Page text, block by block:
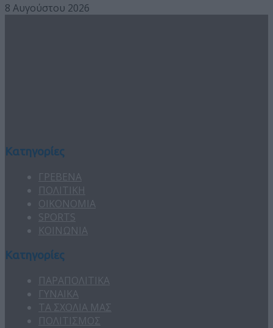
8 Αυγούστου 2026
Κατηγορίες
ΓΡΕΒΕΝΑ
ΠΟΛΙΤΙΚΗ
ΟΙΚΟΝΟΜΙΑ
SPORTS
ΚΟΙΝΩΝΙΑ
Κατηγορίες
ΠΑΡΑΠΟΛΙΤΙΚΑ
ΓΥΝΑΙΚΑ
ΤΑ ΣΧΟΛΙΑ ΜΑΣ
ΠΟΛΙΤΙΣΜΟΣ